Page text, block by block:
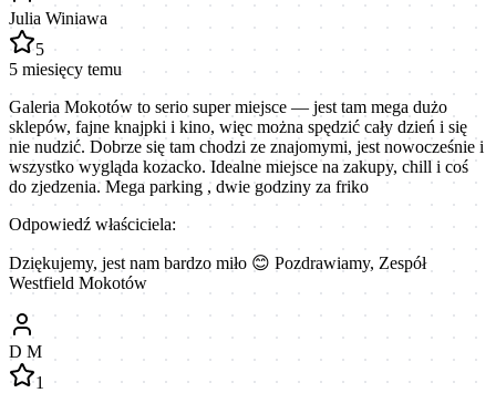
Julia Winiawa
5
5 miesięcy temu
Galeria Mokotów to serio super miejsce — jest tam mega dużo
sklepów, fajne knajpki i kino, więc można spędzić cały dzień i się
nie nudzić. Dobrze się tam chodzi ze znajomymi, jest nowocześnie i
wszystko wygląda kozacko. Idealne miejsce na zakupy, chill i coś
do zjedzenia. Mega parking , dwie godziny za friko
Odpowiedź właściciela:
Dziękujemy, jest nam bardzo miło 😊 Pozdrawiamy, Zespół
Westfield Mokotów
D M
1